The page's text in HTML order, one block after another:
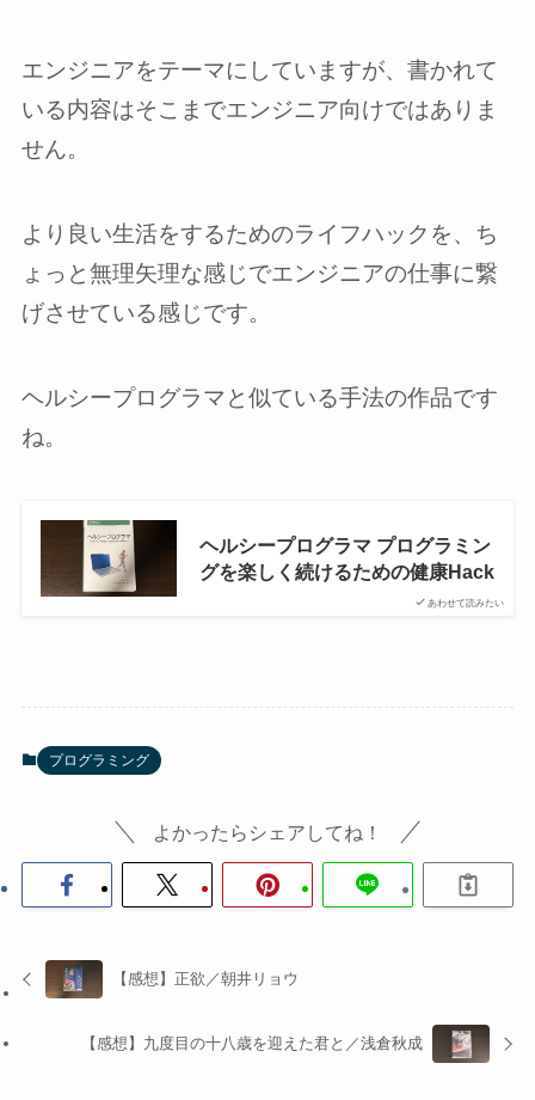
エンジニアをテーマにしていますが、書かれて
いる内容はそこまでエンジニア向けではありま
せん。
より良い生活をするためのライフハックを、ち
ょっと無理矢理な感じでエンジニアの仕事に繋
げさせている感じです。
ヘルシープログラマと似ている手法の作品です
ね。
あわせて読みたい
ヘルシープログラマ プログラミン
グを楽しく続けるための健康Hack
プログラミング
よかったらシェアしてね！
【感想】正欲／朝井リョウ
【感想】九度目の十八歳を迎えた君と／浅倉秋成